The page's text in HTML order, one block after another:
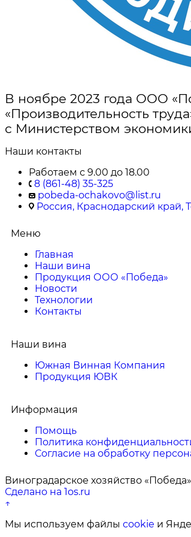
В ноябре 2023 года ООО
«Производительность
с Министерством
Наши контакты
Работаем с 9.00 до 18.00
8 (861-48) 35-325
pobeda-ochakovo@list.ru
Россия, Краснодарский край,
Меню
Главная
Наши вина
Продукция ООО «Победа»
Новости
Технологии
Контакты
Наши вина
Южная Винная Компания
Продукция ЮВК
Информация
Помощь
Политика
Согласие на обработку
Виноградарское хозяйство
Сделано на 1os.ru
↑
Мы используем файлы cookie и